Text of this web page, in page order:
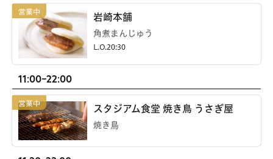
岩崎本舗
角煮まんじゅう
L.O.20:30
11:00-22:00
スタジアム食堂 焼き鳥 うさぎ屋
焼き鳥